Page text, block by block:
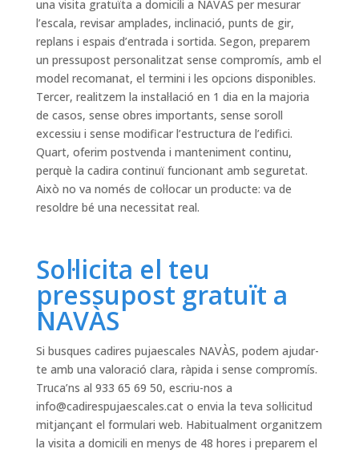
una visita gratuïta a domicili a NAVÀS per mesurar
l’escala, revisar amplades, inclinació, punts de gir,
replans i espais d’entrada i sortida. Segon, preparem
un pressupost personalitzat sense compromís, amb el
model recomanat, el termini i les opcions disponibles.
Tercer, realitzem la instal·lació en 1 dia en la majoria
de casos, sense obres importants, sense soroll
excessiu i sense modificar l’estructura de l’edifici.
Quart, oferim postvenda i manteniment continu,
perquè la cadira continuï funcionant amb seguretat.
Això no va només de col·locar un producte: va de
resoldre bé una necessitat real.
Sol·licita el teu
pressupost gratuït a
NAVÀS
Si busques cadires pujaescales NAVÀS, podem ajudar-
te amb una valoració clara, ràpida i sense compromís.
Truca’ns al 933 65 69 50, escriu-nos a
info@cadirespujaescales.cato envia la teva sol·licitud
mitjançant el formulari web. Habitualment organitzem
la visita a domicili en menys de 48 hores i preparem el